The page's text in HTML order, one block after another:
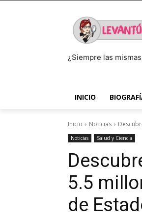
¿Siempre las
INICIO
Inicio Noticias
Noticias Salud y Ciencia
5.5
de